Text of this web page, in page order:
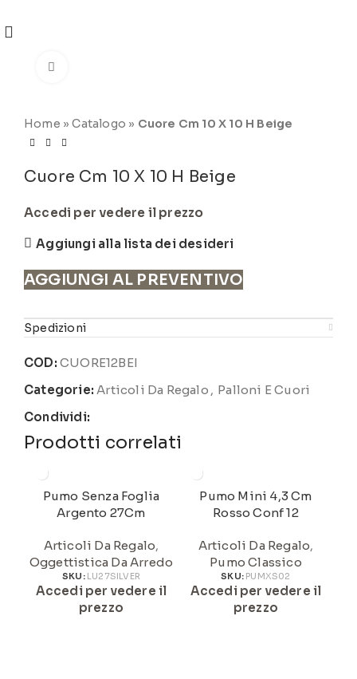
Home »Catalogo » Cuore Cm 10 X 10 H Beige
Cuore Cm 10 X 10 H Beige
Accedi per vedere il prezzo
Aggiungi alla lista dei desideri
AGGIUNGI AL PREVENTIVO
Spedizioni
COD: CUORE12BEI
Categorie: Articoli Da Regalo , Palloni E Cuori
Condividi:
Prodotti correlati
Pumo Senza Foglia
Argento 27Cm
Articoli Da Regalo,
Oggettistica Da Arredo
SKU: LU27SILVER
Accedi per vedere il
prezzo
Pumo Mini 4,3 Cm
Rosso Conf 12
Articoli Da Regalo,
Pumo Classico
SKU: PUMXS02
Accedi per vedere il
prezzo